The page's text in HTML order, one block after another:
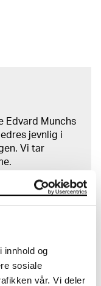
innhold og
sosiale
vår. Vi deler
Edvard Munchs
jevnlig i
Vi tar
000 unike
27 000 unike
Oslo
samlingene
og Ludvig O.